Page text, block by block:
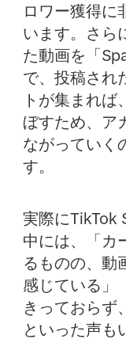
ロワー獲得に
います。さら
た動画を「
で、投稿され
トが集まれば
ぼすため、ア
ながっていく
す。
実際にTikTok
中には、「カ
るものの、動
感じている」
きっておらず
といった声も